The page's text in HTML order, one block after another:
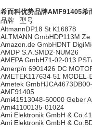
希而科优势品牌AMF91405希
品牌 型号
AltmannDP18 St K16878
ALTMANN GmbHDP113M
Amazon.de GmbHDNT
AMDP S.A.SMD2-NUM26
AMEPA GmbH71-02-013
Amerp/n 6901426 DC
AMETEK117634-51
Ametek
AMF91405
Ami41513048-50000 Geber
Ami41100135-01024
Ami Elektronik GmbH &
Ami Elektronik GmbH &